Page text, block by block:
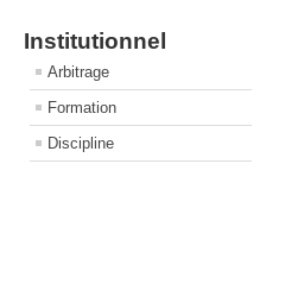
Institutionnel
Arbitrage
Formation
Discipline